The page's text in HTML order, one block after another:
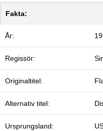
Fakta:
År:
Regissör:
Originaltitel:
Alternativ titel:
Ursprungsland: